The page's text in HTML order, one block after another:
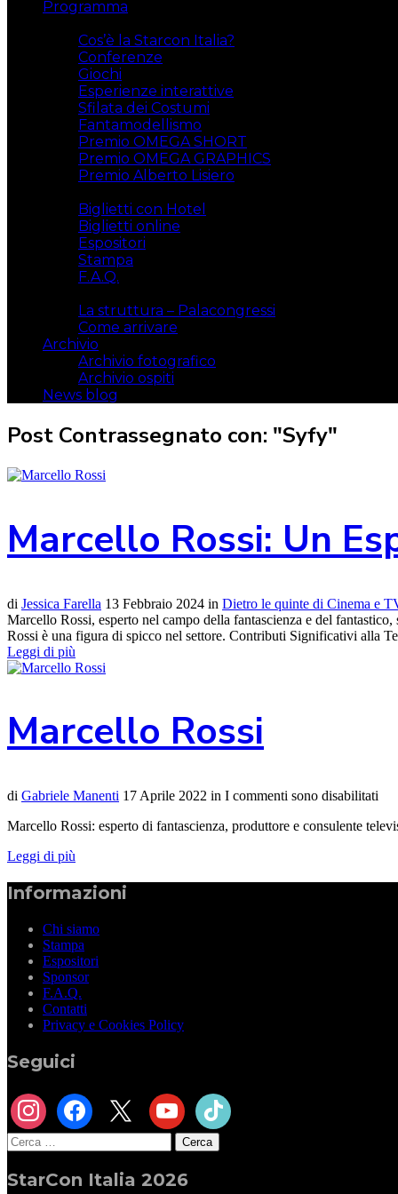
Programma
Cos’è la Starcon Italia?
Conferenze
Giochi
Esperienze interattive
Sfilata dei Costumi
Fantamodellismo
Premio OMEGA SHORT
Premio OMEGA GRAPHICS
Premio Alberto Lisiero
Biglietti con Hotel
Biglietti online
Espositori
Stampa
F.A.Q.
La struttura – Palacongressi
Come arrivare
Archivio
Archivio fotografico
Archivio ospiti
News blog
Post Contrassegnato con: "Syfy"
Marcello Rossi: Un
di Jessica Farella 13 Febbraio 2024 in Dietro le quinte di Cinema e
Marcello Rossi, esperto nel campo della fantascienza e del
Rossi è una figura di spicco nel settore. Contributi Significativi alla
Leggi di più
Marcello Rossi
di Gabriele Manenti 17 Aprile 2022 in I commenti sono disabilitati
Marcello Rossi: esperto di fantascienza, produttore e consulente
Leggi di più
Informazioni
Chi siamo
Stampa
Espositori
Sponsor
F.A.Q.
Contatti
Privacy e Cookies Policy
Seguici
instagramfacebook youtube tiktok
Ricerca
per:
StarCon Italia 2026